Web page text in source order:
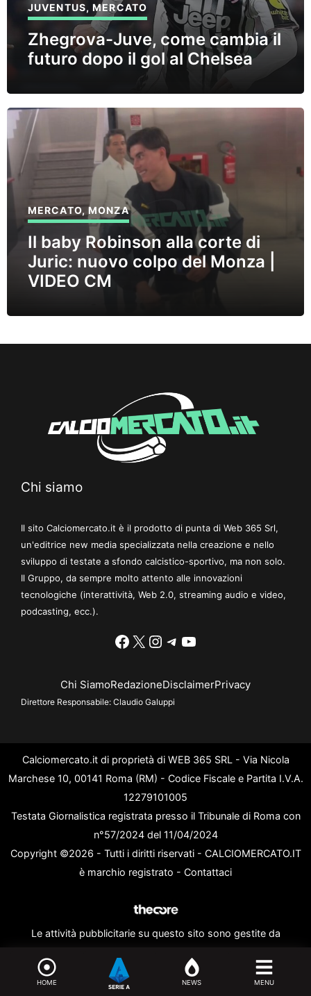
JUVENTUS,MERCATO
Zhegrova-Juve, come cambia il
futuro dopo il gol al Chelsea
MERCATO,MONZA
Il baby Robinson alla corte di
Juric: nuovo colpo del Monza |
VIDEO CM
Chi siamo
Il sito Calciomercato.it è il prodotto di punta di Web 365 Srl,
un'editrice new media specializzata nella creazione e nello
sviluppo di testate a sfondo calcistico-sportivo, ma non solo.
Il Gruppo, da sempre molto attento alle innovazioni
tecnologiche (interattività, Web 2.0, streaming audio e video,
podcasting, ecc.).
Facebook
X Instagram
Telegram
YouTube
Chi SiamoRedazioneDisclaimerPrivacy
Direttore Responsabile: Claudio Galuppi
Calciomercato.it di proprietà di WEB 365 SRL - Via Nicola
Marchese 10, 00141 Roma (RM) - Codice Fiscale e Partita I.V.A.
12279101005
Testata Giornalistica registrata presso il Tribunale di Roma con
n°57/2024 del 11/04/2024
Copyright ©2026 - Tutti i diritti riservati - CALCIOMERCATO.IT
è marchio registrato - Contattaci
Le attività pubblicitarie su questo sito sono gestite da
HOME NEWS MENU